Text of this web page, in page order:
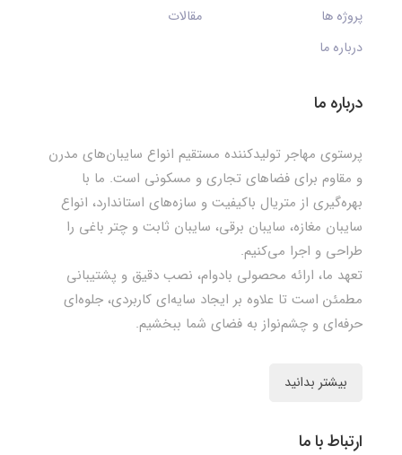
پروژه ها
مقالات
درباره ما
درباره ما
پرستوی مهاجر تولیدکننده مستقیم انواع سایبان‌های مدرن
و مقاوم برای فضاهای تجاری و مسکونی است. ما با
بهره‌گیری از متریال باکیفیت و سازه‌های استاندارد، انواع
سایبان مغازه، سایبان برقی، سایبان ثابت و چتر باغی را
طراحی و اجرا می‌کنیم.
تعهد ما، ارائه محصولی بادوام، نصب دقیق و پشتیبانی
مطمئن است تا علاوه بر ایجاد سایه‌ای کاربردی، جلوه‌ای
حرفه‌ای و چشم‌نواز به فضای شما ببخشیم.
بیشتر بدانید
ارتباط با ما